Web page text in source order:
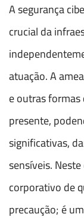
A segurança
crucial da
atuação. A
e outras
presente,
significativas,
sensíveis.
corporativo de
precaução; é